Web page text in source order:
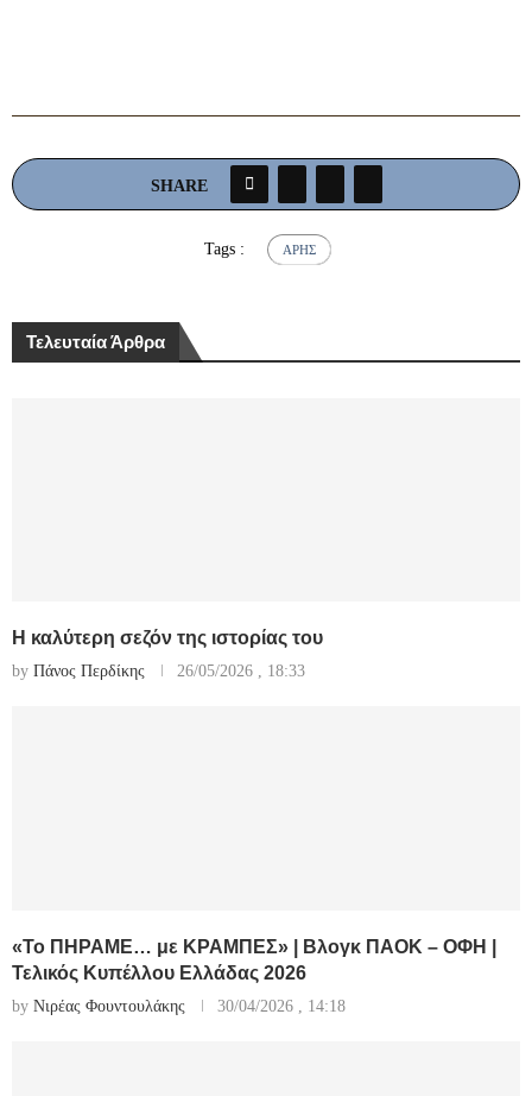
SHARE
Tags : ΆΡΗΣ
Τελευταία Άρθρα
Η καλύτερη σεζόν της ιστορίας του
by Πάνος Περδίκης 26/05/2026 , 18:33
«Το ΠΗΡΑΜΕ… με ΚΡΑΜΠΕΣ» | Βλογκ ΠΑΟΚ – ΟΦΗ |
Τελικός Κυπέλλου Ελλάδας 2026
by Νιρέας Φουντουλάκης 30/04/2026 , 14:18